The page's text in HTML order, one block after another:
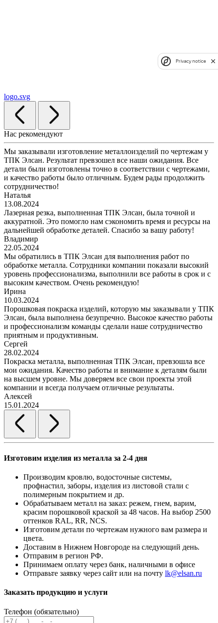
logo.svg
Нас рекомендуют
Мы заказывали изготовление металлоизделий по чертежам у
ТПК Элсан. Результат превзошел все наши ожидания. Все
детали были изготовлены точно в соответствии с чертежами,
и качество работы было отличным. Будем рады продолжить
сотрудничество!
Наталья
13.08.2024
Лазерная резка, выполненная ТПК Элсан, была точной и
аккуратной. Это помогло нам сэкономить время и ресурсы на
дальнейшей обработке деталей. Спасибо за вашу работу!
Владимир
22.05.2024
Мы обратились в ТПК Элсан для выполнения работ по
обработке металла. Сотрудники компании показали высокий
уровень профессионализма, выполнили все работы в срок и с
высоким качеством. Очень рекомендую!
Ирина
10.03.2024
Порошковая покраска изделий, которую мы заказывали у ТПК
Элсан, была выполнена безупречно. Высокое качество работы
и профессионализм команды сделали наше сотрудничество
приятным и продуктивным.
Сергей
28.02.2024
Покраска металла, выполненная ТПК Элсан, превзошла все
мои ожидания. Качество работы и внимание к деталям были
на высшем уровне. Мы доверяем все свои проекты этой
компании и всегда получаем отличные результаты.
Алексей
15.01.2024
Изготовим изделия из металла за 2-4 дня
Производим кровлю, водосточные системы,
профнастил, заборы, изделия из листовой стали с
полимерным покрытием и др.
Обрабатываем металл на заказ: режем, гнем, варим,
красим порошковой краской за 48 часов. На выбор 2500
оттенков RAL, RR, NCS.
Изготовим детали по чертежам нужного вам размера и
цвета.
Доставим в Нижнем Новгороде на следующий день.
Отправим в регион РФ.
Принимаем оплату через банк, наличными в офисе
Отправьте заявку через сайт или на почту lk@elsan.ru
Заказать продукцию и услуги
Телефон (обязательно)
Privacy notice